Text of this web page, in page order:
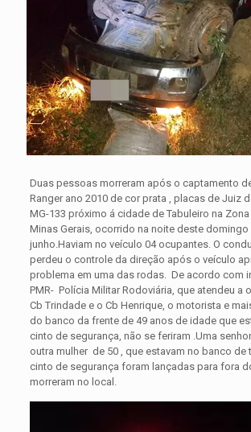
Duas pessoas morreram após o captamento
Ranger ano 2010 de cor prata , placas de Juiz
MG-133 próximo á cidade de Tabuleiro na
Minas Gerais, ocorrido na noite deste domingo
junho. Haviam no veículo 04 ocupantes. O
perdeu o controle da direção após o veículo
problema em uma das rodas. De acordo com
PMR- Polícia Militar Rodoviária, que atendeu a
Cb Trindade e o Cb Henrique, o motorista e
do banco da frente de 49 anos de idade que
cinto de segurança, não se feriram .Uma
outra mulher de 50 , que estavam no banco de
cinto de segurança foram lançadas para fora
morreram no local.